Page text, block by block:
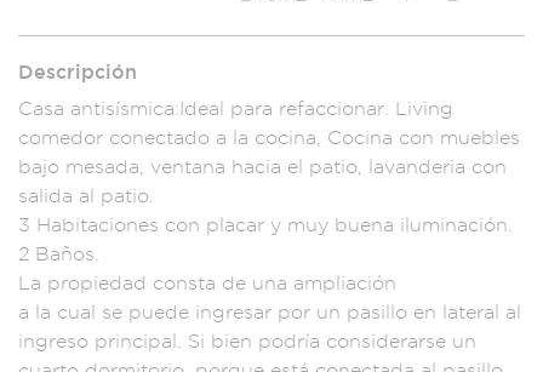
Descripción
Casa antisísmica:Ideal para refaccionar. Living
comedor conectado a la cocina, Cocina con muebles
bajo mesada,
ventana hacia el patio, lavanderia con
salida al patio.
3 Habitaciones con placar y muy buena iluminación.
2 Baños.
La propiedad consta de una ampliación
a la cual se puede ingresar por un pasillo en lateral al
ingreso principal. Si bien podría considerarse un